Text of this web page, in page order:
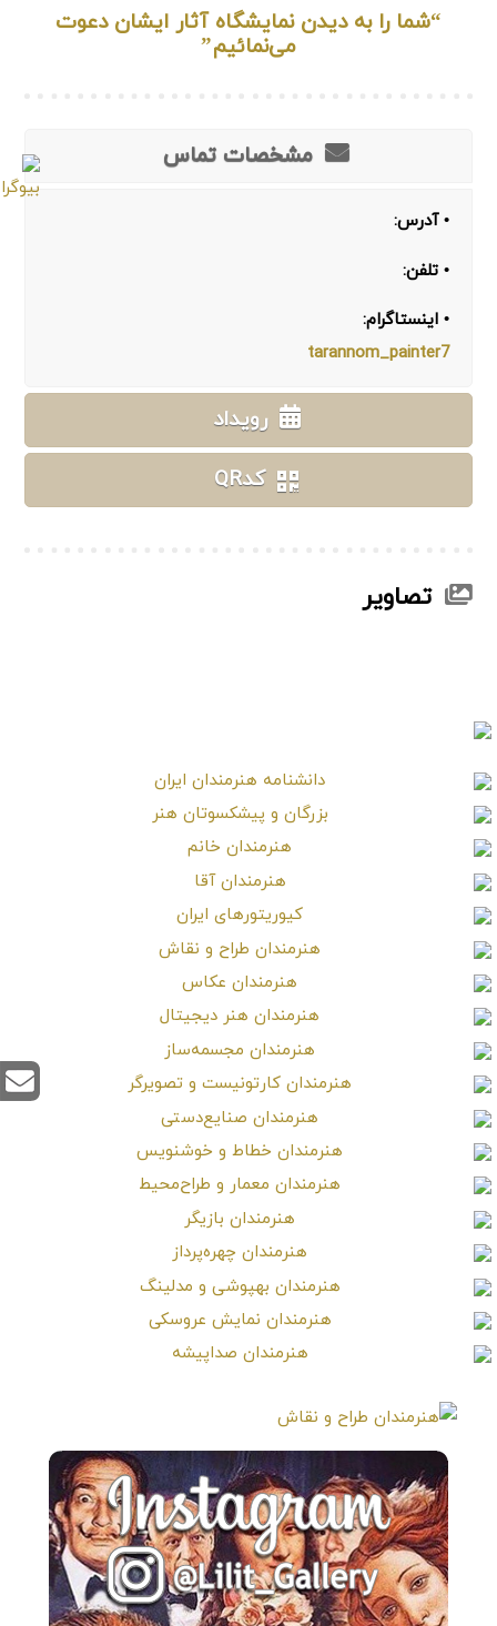
“شما را به دیدن نمایشگاه آثار ایشان دعوت
می‌نمائیم”
مشخصات تماس
• آدرس:
• تلفن:
• اینستاگرام:
tarannom_painter7
رویداد
کدQR
تصاویر